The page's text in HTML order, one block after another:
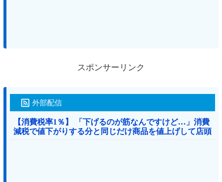
スポンサーリンク
外部配信
【消費税率1％】 「下げるのが筋なんですけど…」消費
減税で値下がりする分と同じだけ商品を値上げして店頭
価格を変えない店も